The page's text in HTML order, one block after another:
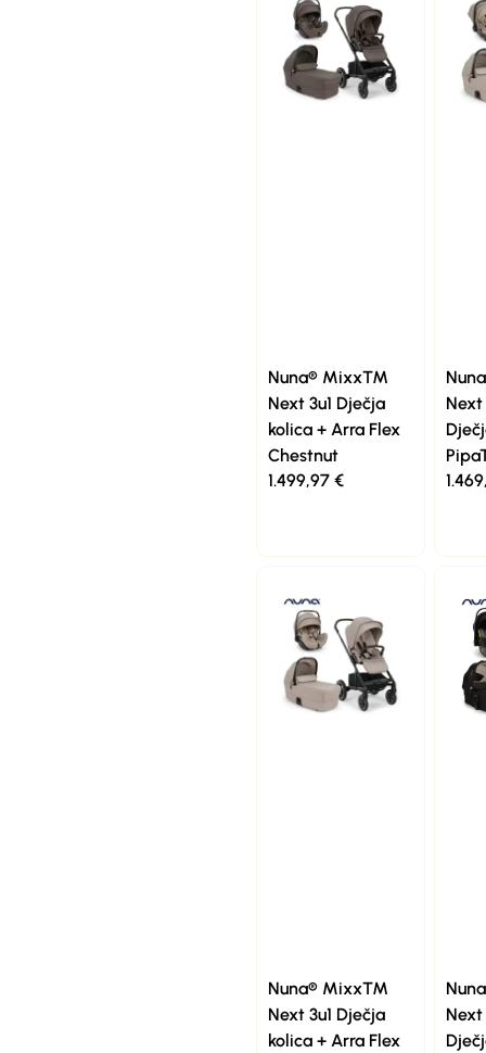
Nuna® Mixx™
Next 3u1 Dječja
kolica + Arra Flex
Chestnut
1.499,97 €
Next
Nuna® Mixx™
Next 3u1 Dječja
kolica + Arra Flex
Next